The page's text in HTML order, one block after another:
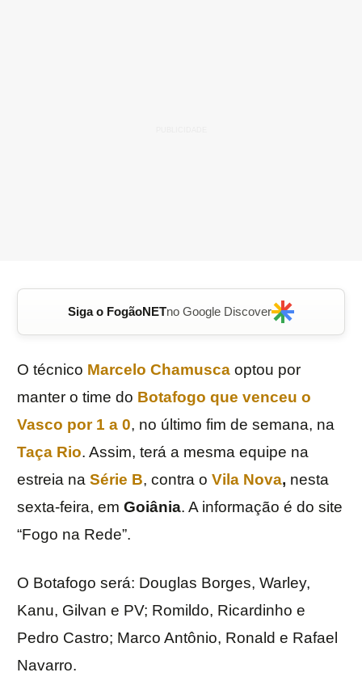
Siga o FogãoNETno Google Discover
O técnico Marcelo Chamusca optou por
manter o time do Botafogo que venceu o
Vasco por 1 a 0, no último fim de semana, na
Taça Rio. Assim, terá a mesma equipe na
estreia na Série B, contra o Vila Nova, nesta
sexta-feira, em Goiânia. A informação é do site
“Fogo na Rede”.
O Botafogo será: Douglas Borges, Warley,
Kanu, Gilvan e PV; Romildo, Ricardinho e
Pedro Castro; Marco Antônio, Ronald e Rafael
Navarro.